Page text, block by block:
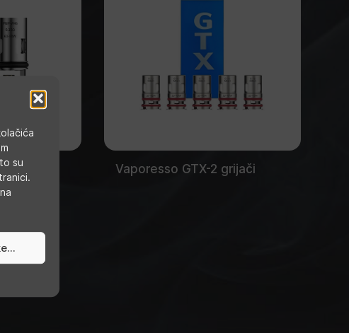
su
Vaporesso GTX-2 grijači